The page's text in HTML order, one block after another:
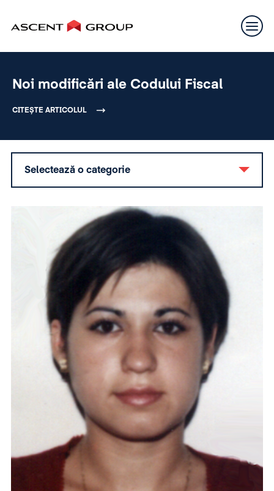
Noi modificări ale Codului Fiscal
CITEȘTE ARTICOLUL
Selectează o categorie